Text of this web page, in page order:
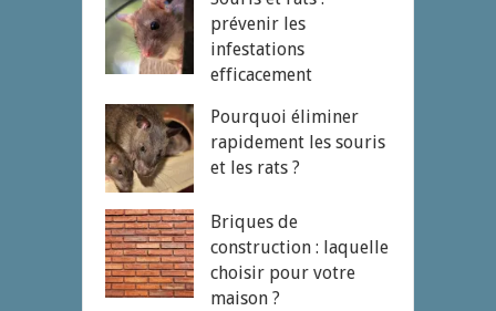
prévenir les
infestations
efficacement
Pourquoi éliminer
rapidement les souris
et les rats ?
Briques de
construction : laquelle
choisir pour votre
maison ?